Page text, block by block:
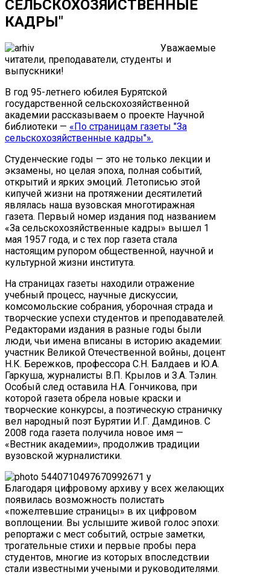
СЕЛЬСКОХОЗЯЙСТВЕННЫЕ
КАДРЫ"
Уважаемые
читатели, преподаватели, студенты и
выпускники!
В год 95-летнего юбилея Бурятской
государственной сельскохозяйственной
академии рассказываем о проекте Научной
библиотеки — «По страницам газеты "За
сельскохозяйственные кадры"».
Студенческие годы — это не только лекции и
экзамены, но целая эпоха, полная событий,
открытий и ярких эмоций. Летописью этой
кипучей жизни на протяжении десятилетий
являлась наша вузовская многотиражная
газета. Первый номер издания под названием
«За сельскохозяйственные кадры» вышел 1
мая 1957 года, и с тех пор газета стала
настоящим рупором общественной, научной и
культурной жизни института.
На страницах газеты находили отражение
учебный процесс, научные дискуссии,
комсомольские собрания, уборочная страда и
творческие успехи студентов и преподавателей.
Редакторами издания в разные годы были
люди, чьи имена вписаны в историю академии:
участник Великой Отечественной войны, доцент
Н.К. Бережков, профессора С.Н. Балдаев и Ю.А.
Гаркуша, журналисты В.П. Крылов и З.А. Тэлин.
Особый след оставила Н.А. Гончикова, при
которой газета обрела новые краски и
творческие конкурсы, а поэтическую страничку
вел народный поэт Бурятии И.Г. Дамдинов. С
2008 года газета получила новое имя —
«Вестник академии», продолжив традиции
вузовской журналистики.
Благодаря цифровому архиву у всех желающих
появилась возможность полистать
«пожелтевшие страницы» в их цифровом
воплощении. Вы услышите живой голос эпохи:
репортажи с мест событий, острые заметки,
трогательные стихи и первые пробы пера
студентов, многие из которых впоследствии
стали известными учеными и руководителями.